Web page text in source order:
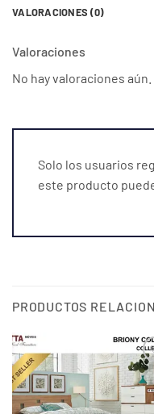
VALORACIONES (0)
Valoraciones
No hay valoraciones aún.
Solo los usuarios
este producto
PRODUCTOS